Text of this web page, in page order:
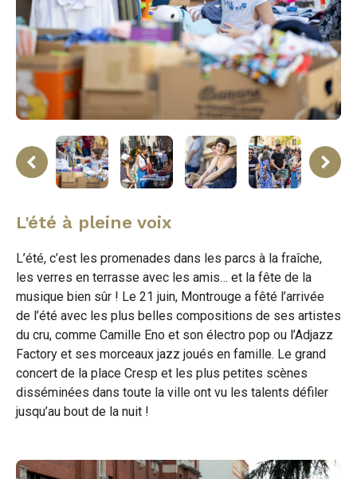
L'été à pleine voix
L’été, c’est les promenades dans les parcs à la fraîche,
les verres en terrasse avec les amis… et la fête de la
musique bien sûr ! Le 21 juin, Montrouge a fêté l’arrivée
de l’été avec les plus belles compositions de ses artistes
du cru, comme Camille Eno et son électro pop ou l’Adjazz
Factory et ses morceaux jazz joués en famille. Le grand
concert de la place Cresp et les plus petites scènes
disséminées dans toute la ville ont vu les talents défiler
jusqu’au bout de la nuit !